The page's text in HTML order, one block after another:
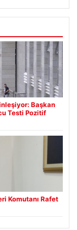
Başkan
Testi Pozitif
Komutanı Rafet